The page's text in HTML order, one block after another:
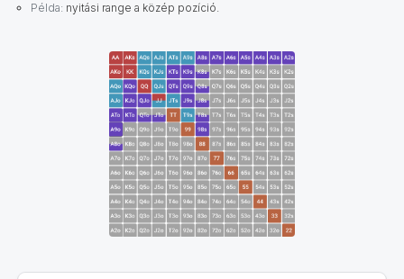
Példa: nyitási range a közép pozíció.